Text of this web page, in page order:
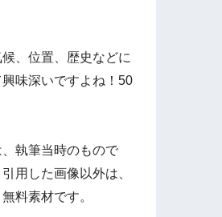
、位置、歴史などに
味深いですよね！50
執筆当時のもので
用した画像以外は、
料素材です。